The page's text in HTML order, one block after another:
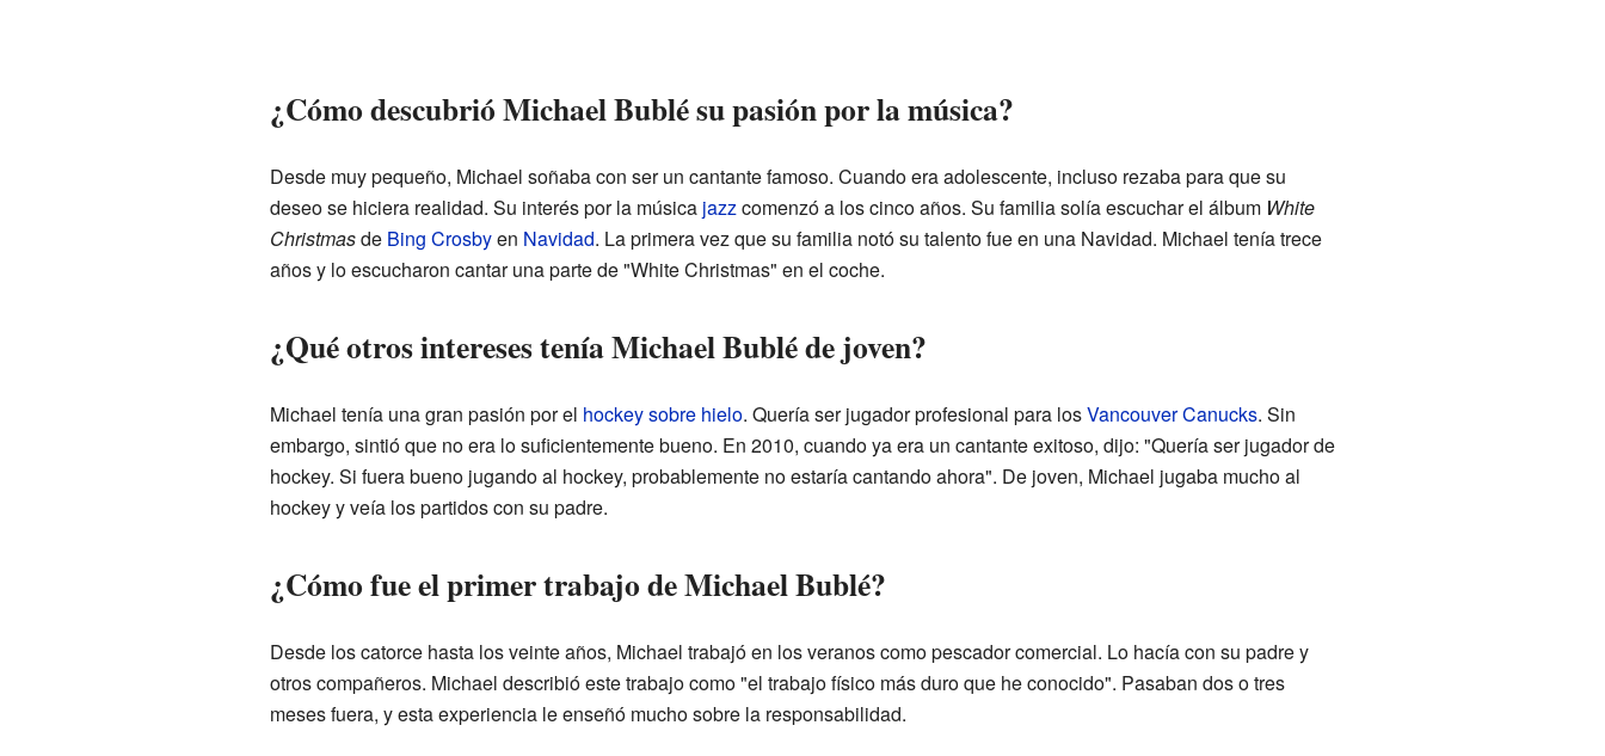
¿Cómo descubrió Michael Bublé su pasión por la música?
Desde muy pequeño, Michael soñaba con ser un cantante famoso. Cuando era adolescente, incluso rezaba para que su
deseo se hiciera realidad. Su interés por la música jazzcomenzó a los cinco años. Su familia solía escuchar el álbum White
Christmasde Bing Crosbyen Navidad. La primera vez que su familia notó su talento fue en una Navidad. Michael tenía trece
años y lo escucharon cantar una parte de "White Christmas" en el coche.
¿Qué otros intereses tenía Michael Bublé de joven?
Michael tenía una gran pasión por el hockey sobre hielo. Quería ser jugador profesional para losVancouver Canucks. Sin
embargo, sintió que no era lo suficientemente bueno. En 2010, cuando ya era un cantante exitoso, dijo: "Quería ser jugador de
hockey. Si fuera bueno jugando al hockey, probablemente no estaría cantando ahora". De joven, Michael jugaba mucho al
hockey y veía los partidos con su padre.
¿Cómo fue el primer trabajo de Michael Bublé?
Desde los catorce hasta los veinte años, Michael trabajó en los veranos como pescador comercial. Lo hacía con su padre y
otros compañeros. Michael describió este trabajo como "el trabajo físico más duro que he conocido". Pasaban dos o tres
meses fuera, y esta experiencia le enseñó mucho sobre la responsabilidad.